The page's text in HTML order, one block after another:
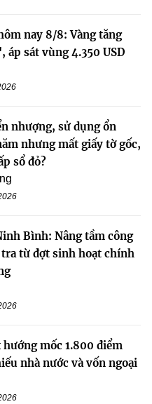
nay 8/8: Vàng tăng
áp sát vùng 4.350 USD
nhượng, sử dụng ổn
nhưng mất giấy tờ gốc,
sổ đỏ?
Bình: Nâng tầm công
từ đợt sinh hoạt chính
mốc 1.800 điểm
nhà nước và vốn ngoại